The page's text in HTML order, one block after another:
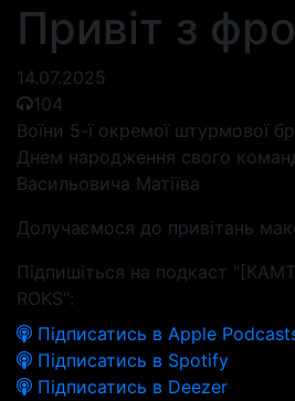
Привіт з
14.07.2025
104
Воїни 5-ї окремої штурмової
Днем народження свого
Васильовича Матіїва
Долучаємося до привітань
Підпишіться на подкаст
ROKS":
Підписатись в Apple
Підписатись в Spotify
Підписатись в Deezer